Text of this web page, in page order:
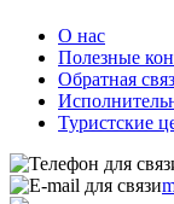
О нас
Полезные
Обратная
Туристские